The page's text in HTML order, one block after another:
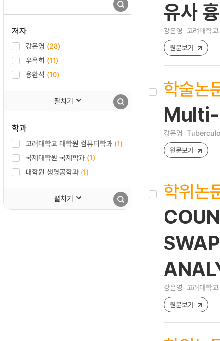
저자
강은영 (28)
우옥희 (11)
용환석 (10)
펼치기
학과
고려대학교 대학원 컴퓨터학과 (1)
국제대학원 국제학과 (1)
대학원 생명공학과 (1)
펼치기
유사
강은영 고려대학
원문보기
학술논
Multi-
강은영
원문보기
학위논
강은영 고려대학
원문보기